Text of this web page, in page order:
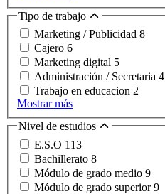
Tipo de trabajo
Marketing / Publicidad 8
Cajero 6
Marketing digital 5
Administración / Secretaria 4
Trabajo en educacion 2
Mostrar más
Nivel de estudios
E.S.O 113
Bachillerato 8
Módulo de grado medio 9
Módulo de grado superior9